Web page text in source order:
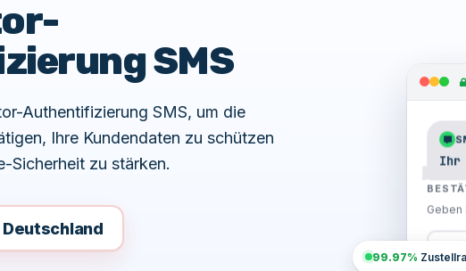
SMS
Authentifizierung SMS, um die
Ihre Kundendaten zu schützen
Sicherheit zu stärken.
Deutschland
Ihr
Geben
8
99.97%